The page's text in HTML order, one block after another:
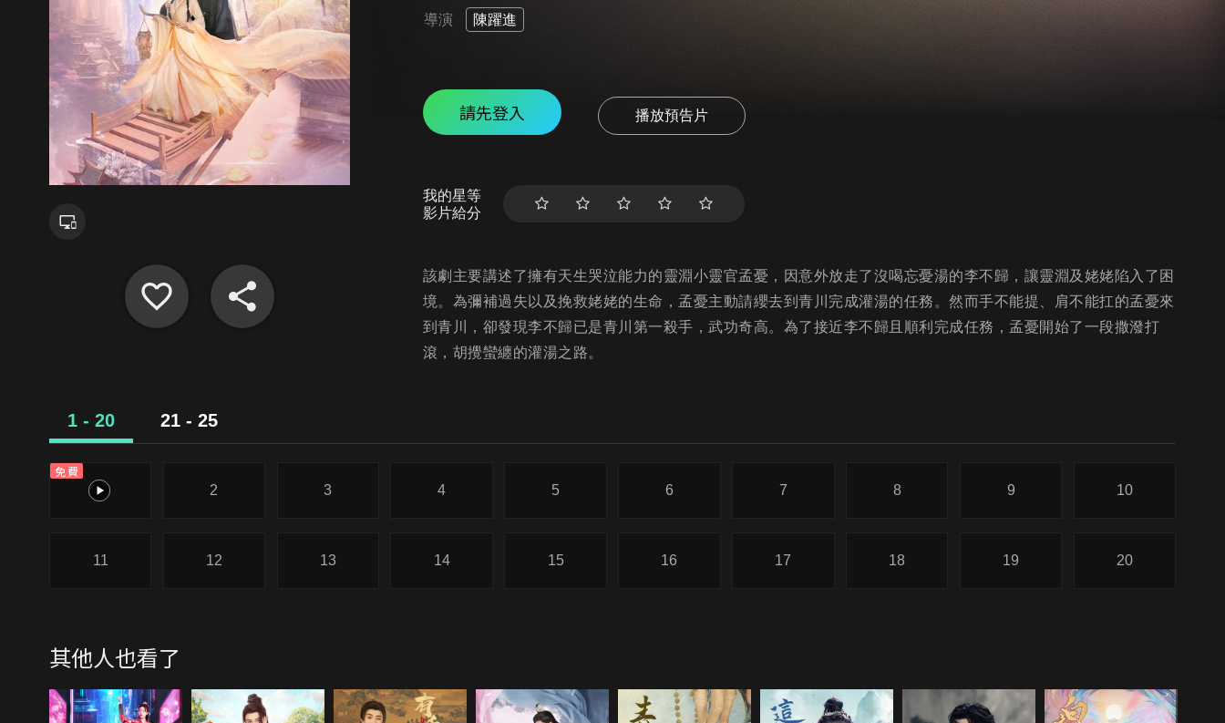
導演 陳躍進
請先登入 播放預告片
我的星等
影片給分
該劇主要講述了擁有天生哭泣能力的靈淵小靈官孟憂，因意外放走了沒喝忘憂湯的李不歸，讓靈淵及姥姥陷入了困
境。為彌補過失以及挽救姥姥的生命，孟憂主動請纓去到青川完成灌湯的任務。然而手不能提、肩不能扛的孟憂來
到青川，卻發現李不歸已是青川第⼀殺手，武功奇高。為了接近李不歸且順利完成任務，孟憂開始了⼀段撒潑打
滾，胡攪蠻纏的灌湯之路。
1 - 20 21 - 25
免費
1
2 3 4 5 6 7 8 9 10
11 12 13 14 15 16 17 18 19 20
其他人也看了